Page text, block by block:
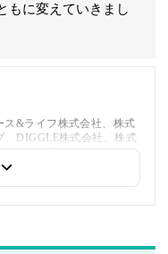
もに変えていきまし
ス&ライフ株式会社、株式
、DIGGLE株式会社、株式
への内部リンクを追加し